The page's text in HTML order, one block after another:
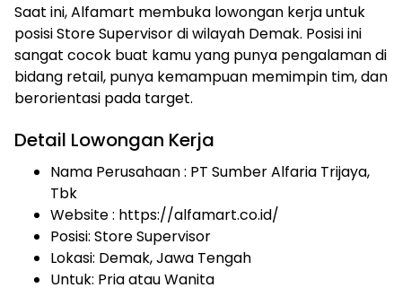
Saat ini, Alfamart membuka lowongan kerja untuk
posisi Store Supervisor di wilayah Demak. Posisi ini
sangat cocok buat kamu yang punya pengalaman di
bidang retail, punya kemampuan memimpin tim, dan
berorientasi pada target.
Detail Lowongan Kerja
Nama Perusahaan : PT Sumber Alfaria Trijaya,
Tbk
Website : https://alfamart.co.id/
Posisi: Store Supervisor
Lokasi: Demak, Jawa Tengah
Untuk: Pria atau Wanita